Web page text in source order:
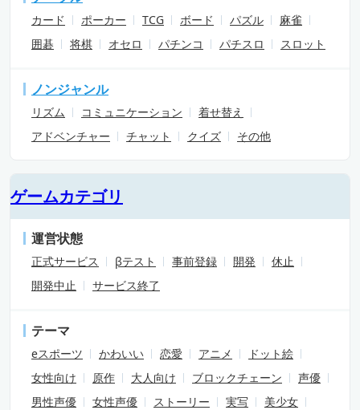
カード ポーカー TCG ボード パズル
麻雀
囲碁
将棋 オセロ パチンコ パチスロ スロット
ノンジャンル
リズム コミュニケーション
着せ替え
アドベンチャー
チャット クイズ その他
ゲームカテゴリ
運営状態
正式サービス βテスト 事前登録 開発
休止
開発中止
サービス終了
テーマ
eスポーツ かわいい 恋愛 アニメ
ドット絵
女性向け
原作 大人向け ブロックチェーン
声優
男性声優
女性声優 ストーリー 実写
美少女